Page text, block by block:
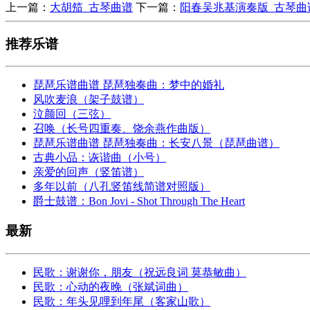
上一篇： 大胡笳_古琴曲谱 下一篇： 阳春吴兆基演奏版_古琴曲
推荐乐谱
琵琶乐谱曲谱 琵琶独奏曲：梦中的婚礼
风吹麦浪（架子鼓谱）
泣颜回（三弦）
召唤（长号四重奏、饶余燕作曲版）
琵琶乐谱曲谱 琵琶独奏曲：长安八景（琵琶曲谱）
古典小品：诙谐曲（小号）
亲爱的回声（竖笛谱）
多年以前（八孔竖笛线简谱对照版）
爵士鼓谱：Bon Jovi - Shot Through The Heart
最新
民歌：谢谢你，朋友（祝远良词 莫恭敏曲）
民歌：心动的夜晚（张斌词曲）
民歌：年头见哩到年尾（客家山歌）